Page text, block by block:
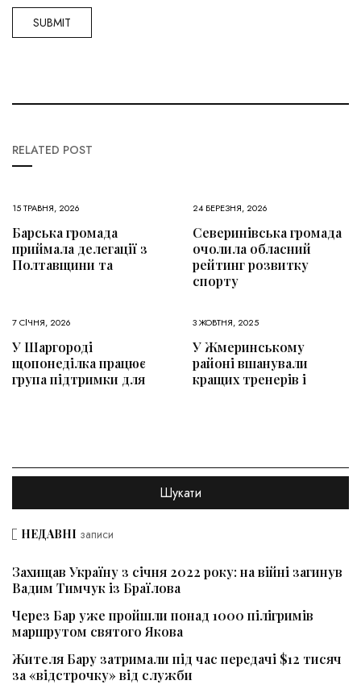
RELATED POST
15 ТРАВНЯ, 2026
Барська громада
приймала делегації з
Полтавщини та
24 БЕРЕЗНЯ, 2026
Северинівська громада
очолила обласний
рейтинг розвитку
спорту
7 СІЧНЯ, 2026
У Шаргороді
щопонеділка працює
група підтримки для
3 ЖОВТНЯ, 2025
У Жмеринському
районі вшанували
кращих тренерів і
НЕДАВНІ записи
Захищав Україну з січня 2022 року: на війні загинув
Вадим Тимчук із Браїлова
Через Бар уже пройшли понад 1000 пілігримів
маршрутом святого Якова
Жителя Бару затримали під час передачі $12 тисяч
за «відстрочку» від служби